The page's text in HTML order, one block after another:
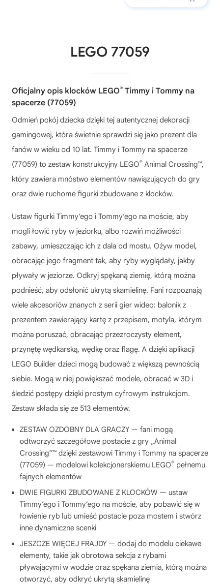
LEGO 77059
Oficjalny opis klocków LEGO® Timmy i Tommy na
spacerze (77059)
Odmień pokój dziecka dzięki tej autentycznej dekoracji
gamingowej, która świetnie sprawdzi się jako prezent dla
fanów w wieku od 10 lat. Timmy i Tommy na spacerze
(77059) to zestaw konstrukcyjny LEGO® Animal Crossing™,
który zawiera mnóstwo elementów nawiązujących do gry
oraz dwie ruchome figurki zbudowane z klocków.
Ustaw figurki Timmy’ego i Tommy’ego na moście, aby
mogli łowić ryby w jeziorku, albo rozwiń możliwości
zabawy, umieszczając ich z dala od mostu. Ożyw model,
obracając jego fragment tak, aby ryby wyglądały, jakby
pływały w jeziorze. Odkryj spękaną ziemię, którą można
podnieść, aby odsłonić ukrytą skamielinę. Fani rozpoznają
wiele akcesoriów znanych z serii gier wideo: balonik z
prezentem zawierający kartę z przepisem, motyla, którym
można poruszać, obracając przezroczysty element,
przynętę wędkarską, wędkę oraz flagę. A dzięki aplikacji
LEGO Builder dzieci mogą budować z większą pewnością
siebie. Mogą w niej powiększać modele, obracać w 3D i
śledzić postępy dzięki prostym cyfrowym instrukcjom.
Zestaw składa się ze 513 elementów.
ZESTAW OZDOBNY DLA GRACZY — fani mogą
odtworzyć szczegółowe postacie z gry „Animal
Crossing”™ dzięki zestawowi Timmy i Tommy na spacerze
(77059) — modelowi kolekcjonerskiemu LEGO® pełnemu
fajnych elementów
DWIE FIGURKI ZBUDOWANE Z KLOCKÓW — ustaw
Timmy’ego i Tommy’ego na moście, aby pobawić się w
łowienie ryb lub umieść postacie poza mostem i stwórz
inne dynamiczne scenki
JESZCZE WIĘCEJ FRAJDY — dodaj do modelu ciekawe
elementy, takie jak obrotowa sekcja z rybami
pływającymi w wodzie oraz spękana ziemia, którą można
otworzyć, aby odkryć ukrytą skamielinę